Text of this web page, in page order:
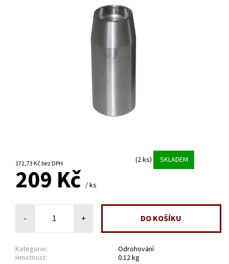
172,73 Kč bez DPH (2 ks) SKLADEM
209 Kč / ks
- +
Kategorie:
Odrohování
Hmotnost:
0.12 kg